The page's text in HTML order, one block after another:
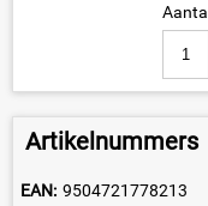
Aantal
Artikelnummers
EAN: 9504721778213